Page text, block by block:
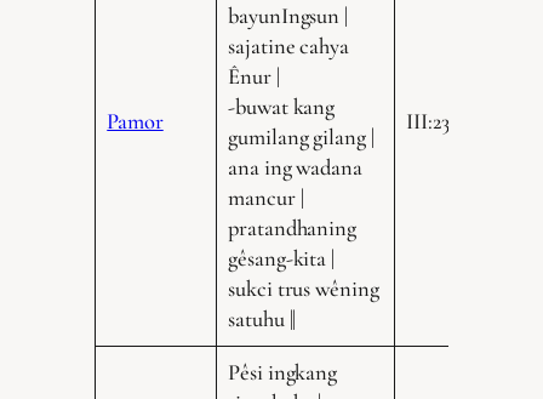
Pamor
bayunIngsun |
sajatine cahya
Ênur |
-buwat kang
gumilang gilang |
ana ing wadana
mancur |
pratandhaning
gêsang-kita |
sukci trus wêning
satuhu ||
III:235.21
Pêsi ingkang